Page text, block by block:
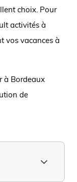
choix. Pour
activités à
vos vacances à
à Bordeaux
de